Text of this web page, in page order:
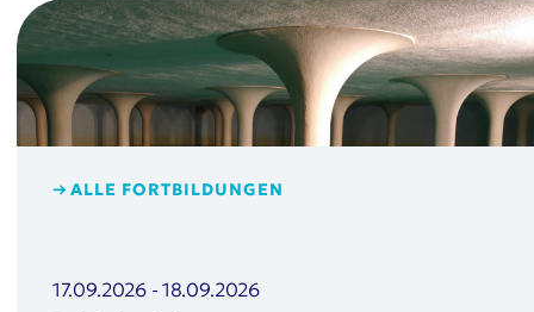
ALLE FORTBILDUNGEN
17.09.2026 -18.09.2026